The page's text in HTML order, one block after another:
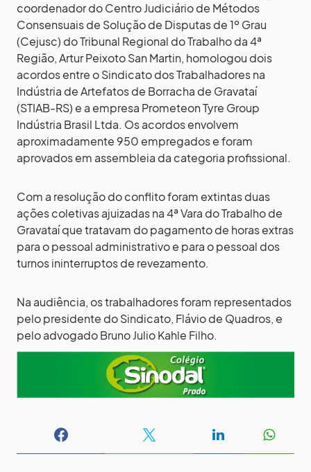
coordenador do Centro Judiciário de Métodos
Consensuais de Solução de Disputas de 1º Grau
(Cejusc) do Tribunal Regional do Trabalho da 4ª
Região, Artur Peixoto San Martin, homologou dois
acordos entre o Sindicato dos Trabalhadores na
Indústria de Artefatos de Borracha de Gravataí
(STIAB-RS) e a empresa Prometeon Tyre Group
Indústria Brasil Ltda. Os acordos envolvem
aproximadamente 950 empregados e foram
aprovados em assembleia da categoria profissional.
Com a resolução do conflito foram extintas duas
ações coletivas ajuizadas na 4ª Vara do Trabalho de
Gravataí que tratavam do pagamento de horas extras
para o pessoal administrativo e para o pessoal dos
turnos ininterruptos de revezamento.
Na audiência, os trabalhadores foram representados
pelo presidente do Sindicato, Flávio de Quadros, e
pelo advogado Bruno Julio Kahle Filho.